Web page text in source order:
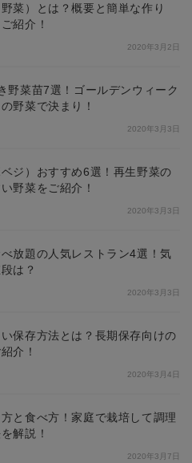
菜）とは？概要と簡単な作り
紹介！
2020年3月2日
野菜苗7選！ゴールデンウィーク
野菜で決まり！
2020年3月3日
ジ）おすすめ6選！再生野菜の
野菜をご紹介！
2020年3月3日
放題の人気レストラン4選！気
は？
2020年3月3日
保存方法とは？長期保存向けの
介！
2020年3月4日
と食べ方！家庭で栽培して調理
解説！
2020年3月7日